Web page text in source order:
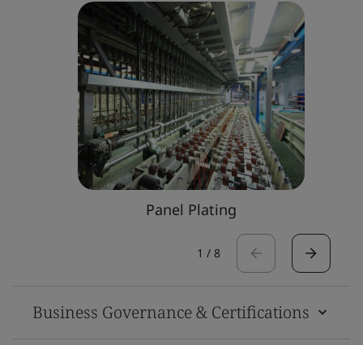
Panel Plating
1 / 8
Business Governance & Certifications